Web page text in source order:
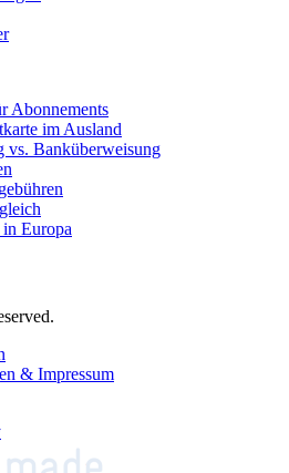
Abonnements
im Ausland
vs. Banküberweisung
Europa
& Impressum